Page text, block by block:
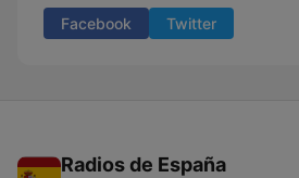
Facebook Twitter
Radios de España